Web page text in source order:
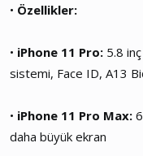
• Özellikler:
• iPhone 11 Pro: 5.8
sistemi, Face ID, A13
• iPhone 11 Pro Max:
daha büyük ekran